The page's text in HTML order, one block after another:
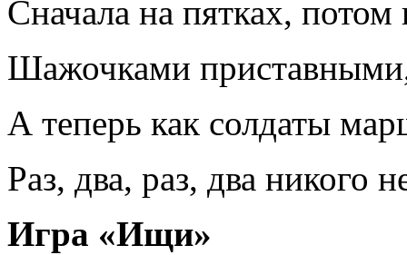
Сначала на пятках, потом
Шажочками
А теперь как солдаты
Раз, два, раз, два никого
Игра «Ищи»